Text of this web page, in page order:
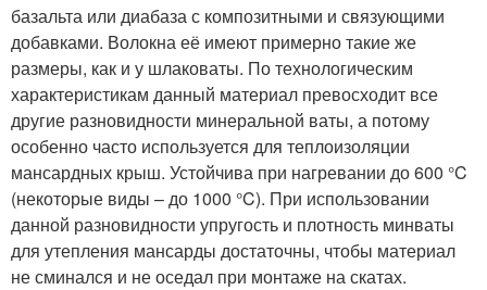
базальта или диабаза с композитными и связующими
добавками. Волокна её имеют примерно такие же
размеры, как и у шлаковаты. По технологическим
характеристикам данный материал превосходит все
другие разновидности минеральной ваты, а потому
особенно часто используется для теплоизоляции
мансардных крыш. Устойчива при нагревании до 600 °C
(некоторые виды – до 1000 °C). При использовании
данной разновидности упругость и плотность минваты
для утепления мансарды достаточны, чтобы материал
не сминался и не оседал при монтаже на скатах.